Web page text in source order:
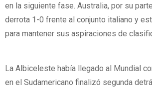
en la siguiente fase. Australia, por su
derrota 1-0 frente al conjunto italiano y
para mantener sus aspiraciones de
La Albiceleste había llegado al Mundial
en el Sudamericano finalizó segunda